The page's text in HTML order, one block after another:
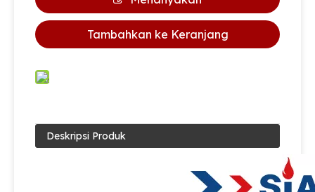
Tambahkan ke Keranjang
Deskripsi Produk